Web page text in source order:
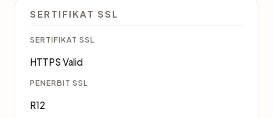
SERTIFIKAT SSL
SERTIFIKAT SSL
HTTPS Valid
PENERBIT SSL
R12